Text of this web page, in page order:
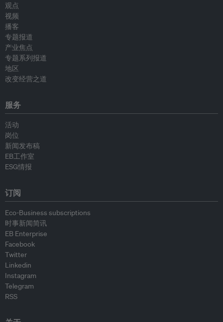
观点
视频
播客
专题报道
产业焦点
专题系列报道
地区
改变经营之道
服务
活动
岗位
新闻发布稿
EB工作室
ESG情报
订阅
Eco-Business subscriptions
时事新闻简讯
EB Enterprise
Facebook
Twitter
Linkedin
Instagram
Telegram
RSS